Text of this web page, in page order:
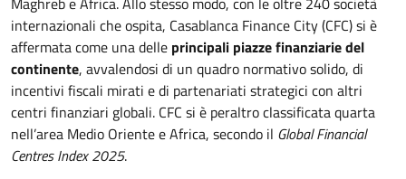
internazionali che ospita, Casablanca Finance City (CFC) si è
affermata come una delle principali piazze finanziarie del
continente, avvalendosi di un quadro normativo solido, di
incentivi fiscali mirati e di partenariati strategici con altri
centri finanziari globali. CFC si è peraltro classificata quarta
nell’area Medio Oriente e Africa, secondo il Global Financial
Centres Index 2025.